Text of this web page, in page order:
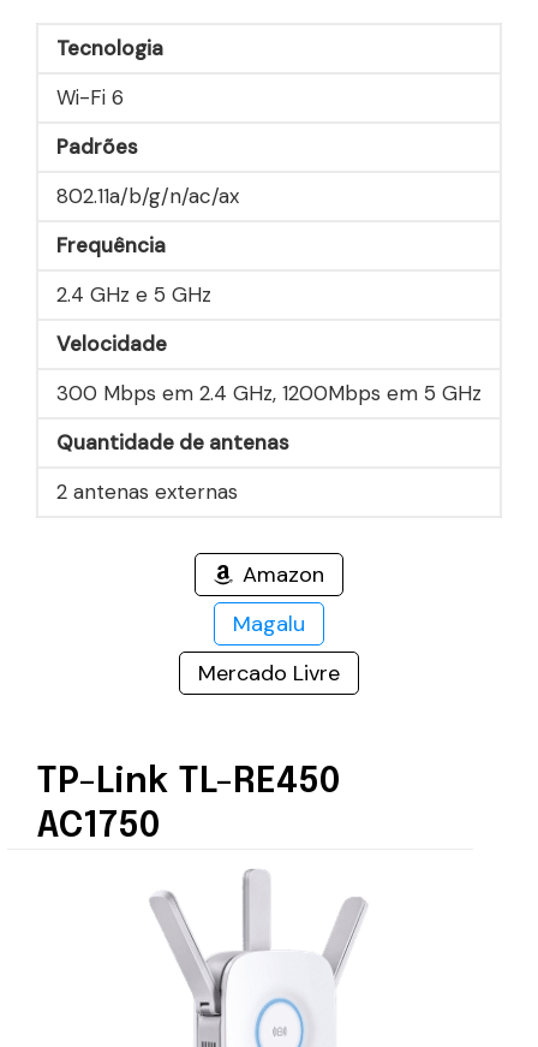
Tecnologia
Wi-Fi 6
Padrões
802.11a/b/g/n/ac/ax
Frequência
2.4 GHz e 5 GHz
Velocidade
300 Mbps em 2.4 GHz, 1200Mbps em 5 GHz
Quantidade de antenas
2 antenas externas
Amazon
Magalu
Mercado Livre
TP-Link TL-RE450
AC1750